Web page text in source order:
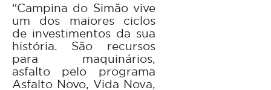
“Campina do Simão vive
um dos maiores ciclos
de investimentos da sua
história. São recursos
para maquinários,
asfalto pelo programa
Asfalto Novo, Vida Nova,